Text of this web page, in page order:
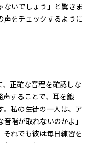
いでしょう」と驚きま
声をチェックするように
正確な音程を確認しな
することで、耳を鍛
。私の生徒の一人は、ア
階が取れないのかよ」
それでも彼は毎日練習を